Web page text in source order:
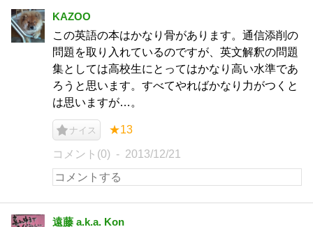
KAZOO
この英語の本はかなり骨があります。通信添削の
問題を取り入れているのですが、英文解釈の問題
集としては高校生にとってはかなり高い水準であ
ろうと思います。すべてやればかなり力がつくと
は思いますが…。
ナイス ★13
コメント(0) 2013/12/21
遠藤 a.k.a. Kon